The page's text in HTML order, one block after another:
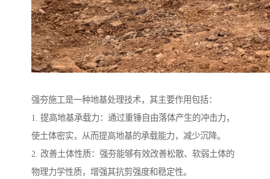
强夯施工是一种地基处理技术，其主要作用包括：
1. 提高地基承载力：通过重锤自由落体产生的冲击力，
使土体密实，从而提高地基的承载能力，减少沉降。
2. 改善土体性质：强夯能够有效改善松散、软弱土体的
物理力学性质，增强其抗剪强度和稳定性。